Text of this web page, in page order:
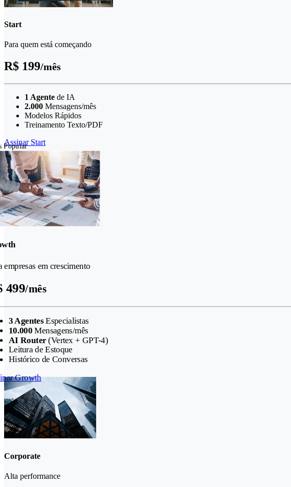
Start
Para quem está começando
R$ 199/mês
1 Agente de IA
2.000 Mensagens/mês
Modelos Rápidos
Treinamento Texto/PDF
Assinar Start
Popular
empresas em crescimento
499/mês
3 AgentesEspecialistas
10.000 Mensagens/mês
AI Router(Vertex + GPT-4)
Leitura de Estoque
Histórico de Conversas
Growth
Corporate
Alta performance